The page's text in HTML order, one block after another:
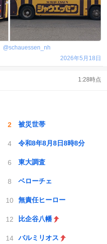
@schauessen_nh
2026年5月18日
1:28時点
被災世帯
令和8年8月8日8時8分
東大調査
ベローチェ
無責任ヒーロー
比企谷八幡
バルミリオス